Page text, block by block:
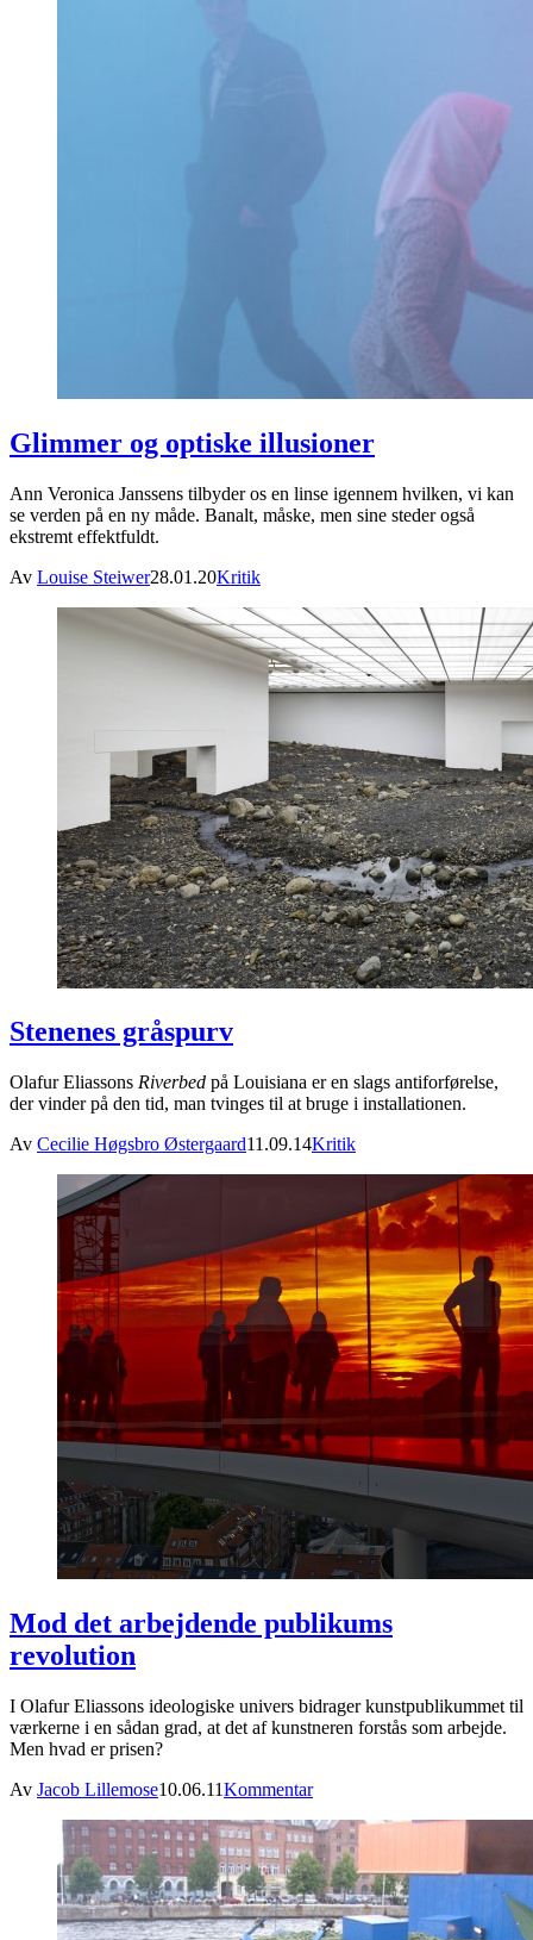
Glimmer og optiske illusioner
Ann Veronica Janssens tilbyder os en linse igennem hvilken, vi kan
se verden på en ny måde. Banalt, måske, men sine steder også
ekstremt effektfuldt.
Av Louise Steiwer28.01.20Kritik
Stenenes gråspurv
Olafur Eliassons Riverbed på Louisiana er en slags antiforførelse,
der vinder på den tid, man tvinges til at bruge i installationen.
Av Cecilie Høgsbro Østergaard11.09.14Kritik
Mod det arbejdende publikums
revolution
I Olafur Eliassons ideologiske univers bidrager kunstpublikummet til
værkerne i en sådan grad, at det af kunstneren forstås som arbejde.
Men hvad er prisen?
Av Jacob Lillemose10.06.11Kommentar